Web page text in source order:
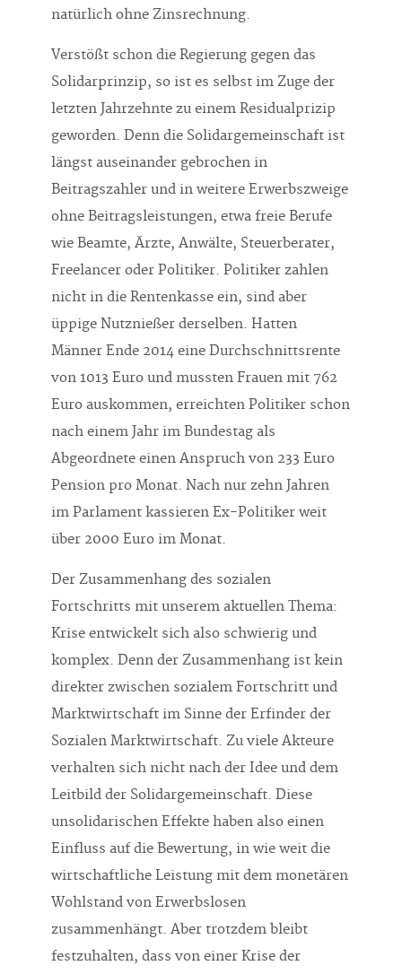
natürlich ohne Zinsrechnung.
Verstößt schon die Regierung gegen das
Solidarprinzip, so ist es selbst im Zuge der
letzten Jahrzehnte zu einem Residualprizip
geworden. Denn die Solidargemeinschaft ist
längst auseinander gebrochen in
Beitragszahler und in weitere Erwerbszweige
ohne Beitragsleistungen, etwa freie Berufe
wie Beamte, Ärzte, Anwälte, Steuerberater,
Freelancer oder Politiker. Politiker zahlen
nicht in die Rentenkasse ein, sind aber
üppige Nutznießer derselben. Hatten
Männer Ende 2014 eine Durchschnittsrente
von 1013 Euro und mussten Frauen mit 762
Euro auskommen, erreichten Politiker schon
nach einem Jahr im Bundestag als
Abgeordnete einen Anspruch von 233 Euro
Pension pro Monat. Nach nur zehn Jahren
im Parlament kassieren Ex-Politiker weit
über 2000 Euro im Monat.
Der Zusammenhang des sozialen
Fortschritts mit unserem aktuellen Thema:
Krise entwickelt sich also schwierig und
komplex. Denn der Zusammenhang ist kein
direkter zwischen sozialem Fortschritt und
Marktwirtschaft im Sinne der Erfinder der
Sozialen Marktwirtschaft. Zu viele Akteure
verhalten sich nicht nach der Idee und dem
Leitbild der Solidargemeinschaft. Diese
unsolidarischen Effekte haben also einen
Einfluss auf die Bewertung, in wie weit die
wirtschaftliche Leistung mit dem monetären
Wohlstand von Erwerbslosen
zusammenhängt. Aber trotzdem bleibt
festzuhalten, dass von einer Krise der